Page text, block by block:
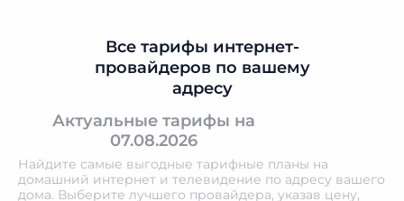
Все тарифы интернет-
провайдеров по вашему
адресу
Актуальные тарифы на
07.08.2026
Найдите самые выгодные тарифные планы на
домашний интернет и телевидение по адресу вашего
дома. Выберите лучшего провайдера, указав цену,